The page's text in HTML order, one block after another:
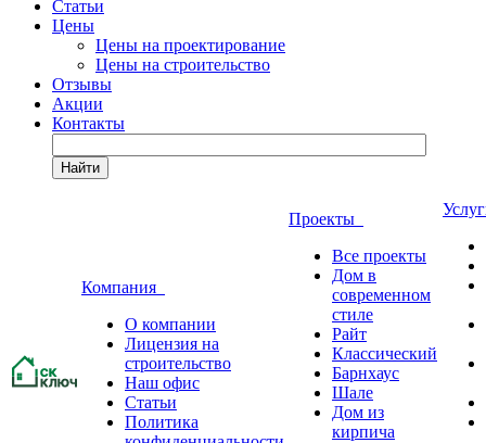
Статьи
Цены
Цены на проектирование
Цены на строительство
Отзывы
Акции
Контакты
Найти
Компания
О компании
Лицензия на
строительство
Наш офис
Статьи
Политика
Проекты
Все проекты
Дом в
современном
стиле
Райт
Классический
Барнхаус
Шале
Дом из
кирпича